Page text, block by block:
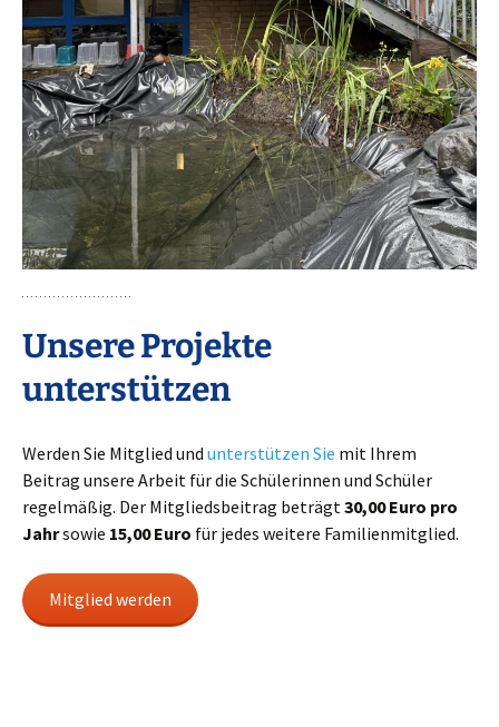
Unsere Projekte
unterstützen
Werden Sie Mitglied und unterstützen Sie mit Ihrem
Beitrag unsere Arbeit für die Schülerinnen und Schüler
regelmäßig. Der Mitgliedsbeitrag beträgt30,00 Euro pro
Jahrsowie 15,00 Euro für jedes weitere Familienmitglied.
Mitglied werden